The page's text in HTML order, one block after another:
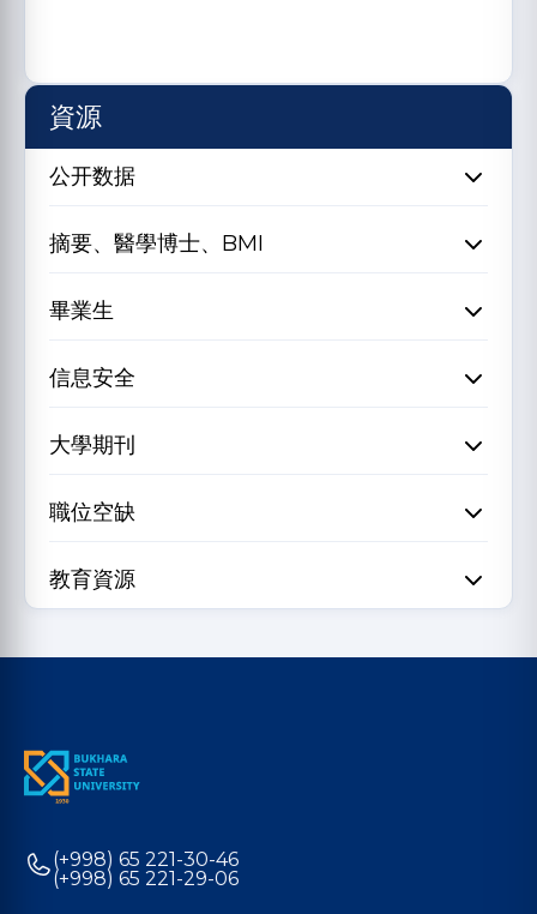
資源
公开数据
摘要、醫學博士、BMI
畢業生
信息安全
大學期刊
職位空缺
教育資源
(+998) 65 221-30-46
(+998) 65 221-29-06